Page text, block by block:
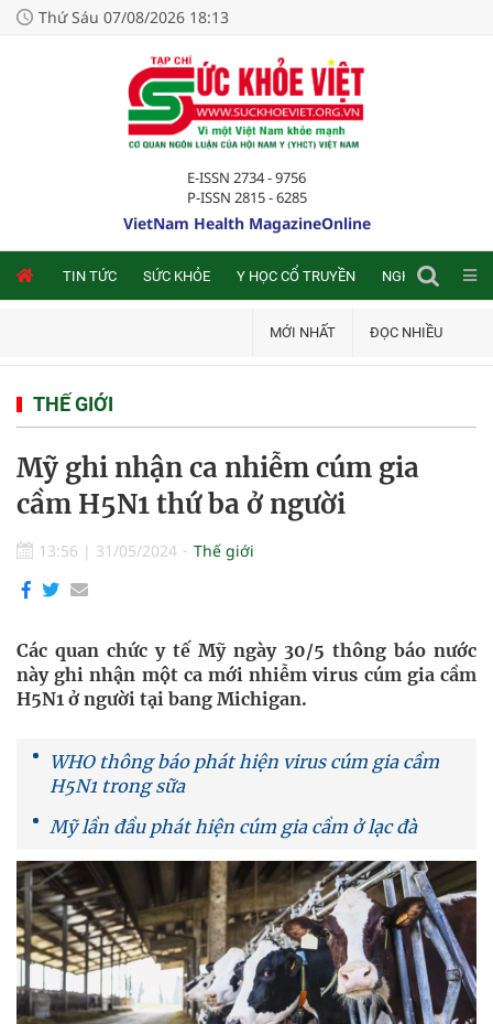
Thứ Sáu 07/08/2026 18:13
E-ISSN 2734 - 9756
P-ISSN 2815 - 6285
VietNam Health MagazineOnline
TIN TỨC SỨC KHỎE Y HỌC CỔ TRUYỀN NGHIÊN CỨU
MỚI NHẤT ĐỌC NHIỀU
THẾ GIỚI
Mỹ ghi nhận ca nhiễm cúm gia
cầm H5N1 thứ ba ở người
13:56 | 31/05/2024 Thế giới
Các quan chức y tế Mỹ ngày 30/5 thông báo nước
này ghi nhận một ca mới nhiễm virus cúm gia cầm
H5N1 ở người tại bang Michigan.
WHO thông báo phát hiện virus cúm gia cầm
H5N1 trong sữa
Mỹ lần đầu phát hiện cúm gia cầm ở lạc đà